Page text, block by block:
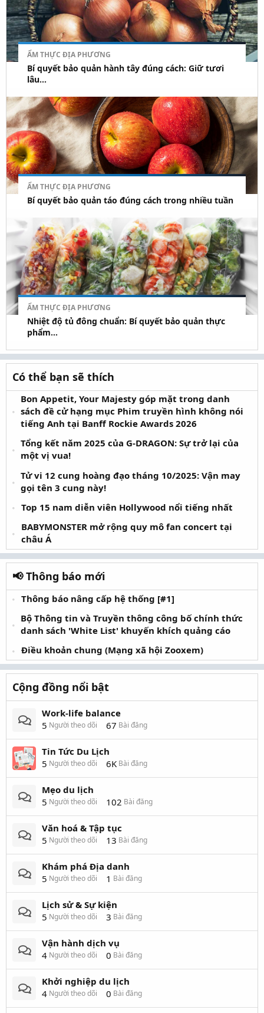
ẨM THỰC ĐỊA PHƯƠNG
Bí quyết bảo quản hành tây đúng cách: Giữ tươi
lâu...
ẨM THỰC ĐỊA PHƯƠNG
Bí quyết bảo quản táo đúng cách trong nhiều tuần
ẨM THỰC ĐỊA PHƯƠNG
Nhiệt độ tủ đông chuẩn: Bí quyết bảo quản thực
phẩm...
Có thể bạn sẽ thích
Bon Appetit, Your Majesty góp mặt trong danh
sách đề cử hạng mục Phim truyền hình không nói
tiếng Anh tại Banff Rockie Awards 2026
Tổng kết năm 2025 của G-DRAGON: Sự trở lại của
một vị vua!
Tử vi 12 cung hoàng đạo tháng 10/2025: Vận may
gọi tên 3 cung này!
Top 15 nam diễn viên Hollywood nổi tiếng nhất
BABYMONSTER mở rộng quy mô fan concert tại
châu Á
📢 Thông báo mới
Thông báo nâng cấp hệ thống [#1]
Bộ Thông tin và Truyền thông công bố chính thức
danh sách 'White List' khuyến khích quảng cáo
Điều khoản chung (Mạng xã hội Zooxem)
Cộng đồng nổi bật
Work-life balance
5 Người theo dõi 67 Bài đăng
Tin Tức Du Lịch
5 Người theo dõi 6K Bài đăng
Mẹo du lịch
5 Người theo dõi 102 Bài đăng
Văn hoá & Tập tục
5 Người theo dõi 13 Bài đăng
Khám phá Địa danh
5 Người theo dõi 1 Bài đăng
Lịch sử & Sự kiện
5 Người theo dõi 3 Bài đăng
Vận hành dịch vụ
4 Người theo dõi 0 Bài đăng
Khởi nghiệp du lịch
4 Người theo dõi 0 Bài đăng